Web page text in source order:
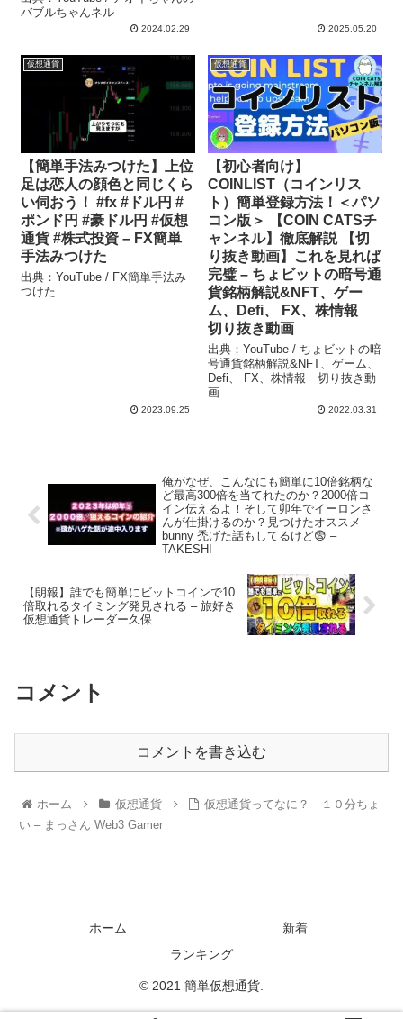
バブルちゃんネル
2024.02.29 2025.05.20
仮想通貨
【簡単手法みつけた】上位
足は恋人の顔色と同じくら
い伺おう！ #fx #ドル円 #
ポンド円 #豪ドル円 #仮想
通貨 #株式投資 – FX簡単
手法みつけた
出典：YouTube / FX簡単手法み
つけた
2023.09.25
仮想通貨
【初心者向け】
COINLIST（コインリス
ト）簡単登録方法！＜パソ
コン版＞ 【COIN CATSチ
ャンネル】徹底解説 【切
り抜き動画】これを見れば
完璧 – ちょビットの暗号通
貨銘柄解説&NFT、ゲー
ム、Defi、 FX、株情報
切り抜き動画
出典：YouTube / ちょビットの暗
号通貨銘柄解説&NFT、ゲーム、
Defi、 FX、株情報 切り抜き動
画
2022.03.31
俺がなぜ、こんなにも簡単に10倍銘柄な
ど最高300倍を当てれたのか？2000倍コ
イン伝えるよ！そして卯年でイーロンさ
んが仕掛けるのか？見つけたオススメ
bunny 禿げた話もしてるけど😨 –
TAKESHI
【朗報】誰でも簡単にビットコインで10
倍取れるタイミング発見される – 旅好き
仮想通貨トレーダー久保
コメント
コメントを書き込む
ホーム 仮想通貨
仮想通貨ってなに？ １０分ちょ
い – まっさん Web3 Gamer
ホーム
新着
ランキング
© 2021 簡単仮想通貨.